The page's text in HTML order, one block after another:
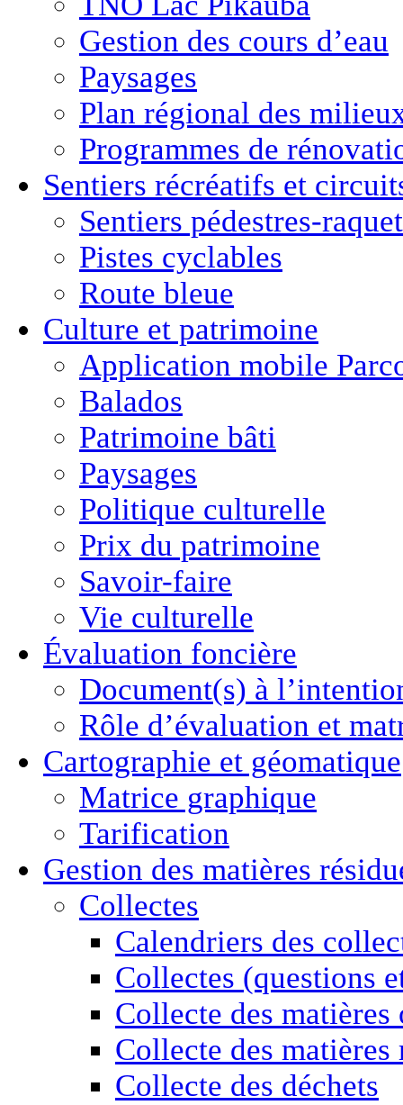
Gestion des cours d’eau
Paysages
Plan régional des
Programmes de
Sentiers récréatifs et
Sentiers pédestres-
Pistes cyclables
Route bleue
Culture et patrimoine
Application mobile
Balados
Patrimoine bâti
Paysages
Politique culturelle
Prix du patrimoine
Savoir-faire
Vie culturelle
Évaluation foncière
Document(s) à
Rôle d’évaluation et
Cartographie et géomatique
Matrice graphique
Tarification
Gestion des matières
Collectes
Calendriers des
Collectes (questions
Collecte des matières
Collecte des matières
Collecte des déchets